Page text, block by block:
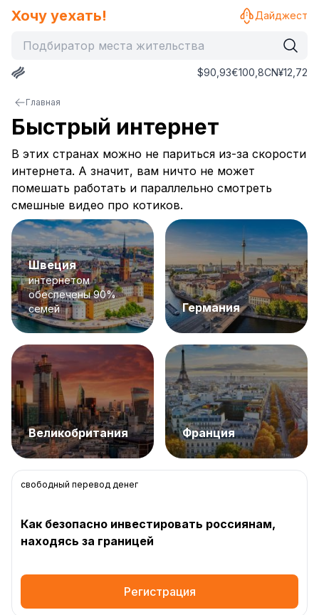
Хочу уехать!
$90,93€100,8CN¥12,72
Дайджест
Главная
Быстрый интернет
В этих странах можно не париться из-за скорости
интернета. А значит, вам ничто не может
помешать работать и параллельно смотреть
смешные видео про котиков.
свободный перевод денег
Как безопасно инвестировать россиянам,
находясь за границей
Регистрация
Швеция
интернетом
обеспечены 90%
семей
Германия
Великобритания Франция